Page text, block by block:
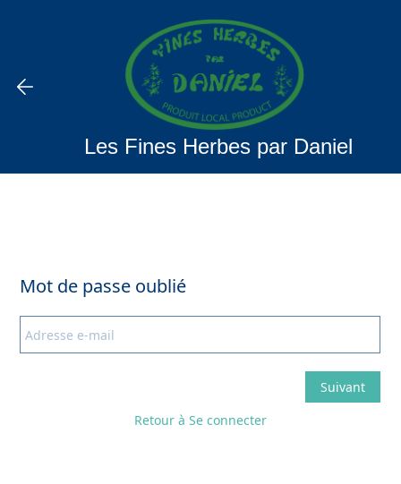
Les Fines Herbes par Daniel
Retour à Se connecter